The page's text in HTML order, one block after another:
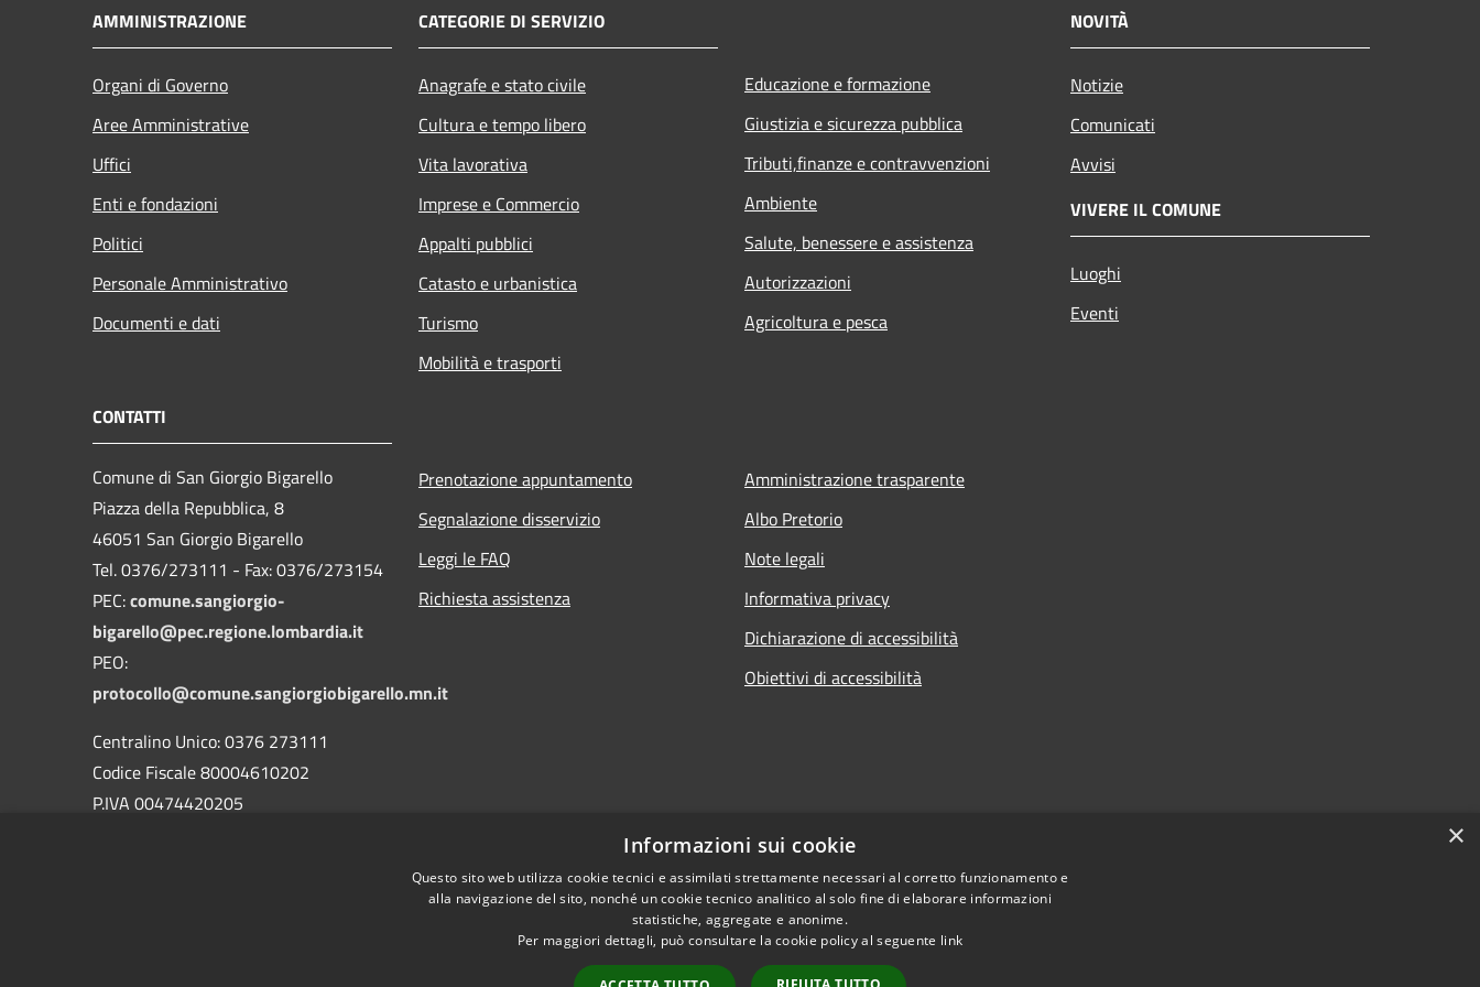
AMMINISTRAZIONE
Organi di Governo
Aree Amministrative
Uffici
Enti e fondazioni
Politici
Personale Amministrativo
Documenti e dati
CATEGORIE DI SERVIZIO
Anagrafe e stato civile
Cultura e tempo libero
Vita lavorativa
Imprese e Commercio
Appalti pubblici
Catasto e urbanistica
Turismo
Mobilità e trasporti
Educazione e formazione
Giustizia e sicurezza pubblica
Tributi,finanze e contravvenzioni
Ambiente
Salute, benessere e assistenza
Autorizzazioni
Agricoltura e pesca
NOVITÀ
Notizie
Comunicati
Avvisi
VIVERE IL COMUNE
Luoghi
Eventi
CONTATTI
Comune di San Giorgio Bigarello
Piazza della Repubblica, 8
46051 San Giorgio Bigarello
Tel. 0376/273111 - Fax: 0376/273154
PEC:comune.sangiorgio-
bigarello@pec.regione.lombardia.it
PEO:
protocollo@comune.sangiorgiobigarello.mn.it
Centralino Unico: 0376 273111
Codice Fiscale 80004610202
P.IVA 00474420205
Prenotazione appuntamento
Segnalazione disservizio
Leggi le FAQ
Richiesta assistenza
Amministrazione trasparente
Albo Pretorio
Note legali
Informativa privacy
Dichiarazione di accessibilità
Obiettivi di accessibilità
×
Informazioni sui cookie
Questo sito web utilizza cookie tecnici e assimilati strettamente necessari al corretto funzionamento e
alla navigazione del sito, nonché un cookie tecnico analitico al solo fine di elaborare informazioni
statistiche, aggregate e anonime.
Per maggiori dettagli, può consultare la cookie policy al seguente link